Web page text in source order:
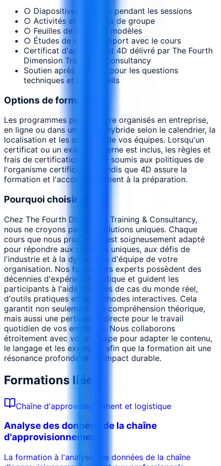
○ Diapositives utilisées pendant les sessions
○ Activités et exercices de groupe
○ Feuilles de travail et modèles
○ Études de cas en rapport avec le cours
Certificat d'achèvement 4D délivré par The Fourth
Dimension Training & Consultancy
Soutien après le cours pour les questions
techniques et les conseils
Options de formation
Les programmes peuvent être organisés en entreprise,
en ligne ou dans un format hybride selon le calendrier, la
localisation et les objectifs de vos équipes. Lorsqu'un
certificat ou un examen externe est inclus, les règles et
frais de certification restent soumis aux politiques de
l'organisme certificateur, tandis que 4D assure la
formation et l'accompagnement à la préparation.
Pourquoi choisir 4D
Chez The Fourth Dimension Training & Consultancy,
nous ne croyons pas aux solutions uniques. Chaque
cours que nous proposons est soigneusement adapté
pour répondre aux objectifs uniques, aux défis de
l'industrie et à la dynamique d'équipe de votre
organisation. Nos formateurs experts possèdent des
décennies d'expérience pratique et guident les
participants à l'aide d'études de cas du monde réel,
d'outils pratiques et de méthodes interactives. Cela
garantit non seulement une compréhension théorique,
mais aussi une pertinence directe pour le travail
quotidien de vos employés. Nous collaborons
étroitement avec votre équipe pour adapter le contenu,
le langage et les exemples afin que la formation ait une
résonance profonde et un impact durable.
Formations liées
Chaîne d'approvisionnement et logistique
Analyse des données de la chaîne
d'approvisionnement
La formation à l'analyse des données de la chaîne